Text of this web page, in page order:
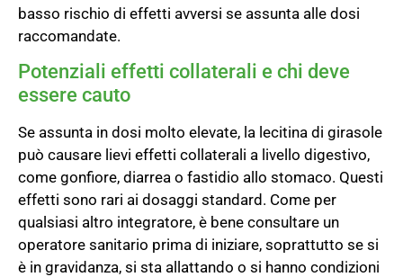
basso rischio di effetti avversi se assunta alle dosi
raccomandate.
Potenziali effetti collaterali e chi deve
essere cauto
Se assunta in dosi molto elevate, la lecitina di girasole
può causare lievi effetti collaterali a livello digestivo,
come gonfiore, diarrea o fastidio allo stomaco. Questi
effetti sono rari ai dosaggi standard. Come per
qualsiasi altro integratore, è bene consultare un
operatore sanitario prima di iniziare, soprattutto se si
è in gravidanza, si sta allattando o si hanno condizioni